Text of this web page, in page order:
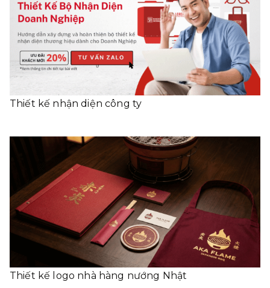
Thiết kế nhận diện công ty
Thiết kế logo nhà hàng nướng Nhật